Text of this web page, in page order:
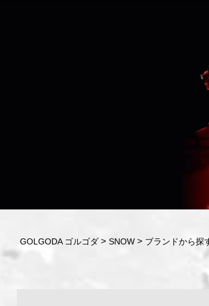
GOLGODA ゴルゴダ SNOW ブランドから探